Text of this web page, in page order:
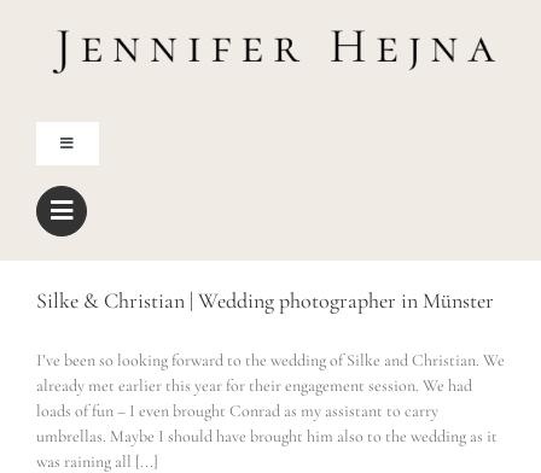
Toggle
Home
Blog
Shop
Silke & Christian | Wedding photographer in Münster
I’ve been so looking forward to the wedding of Silke and Christian. We
already met earlier this year for their engagement session. We had
loads of fun – I even brought Conrad as my assistant to carry
umbrellas. Maybe I should have brought him also to the wedding as it
was raining all [...]